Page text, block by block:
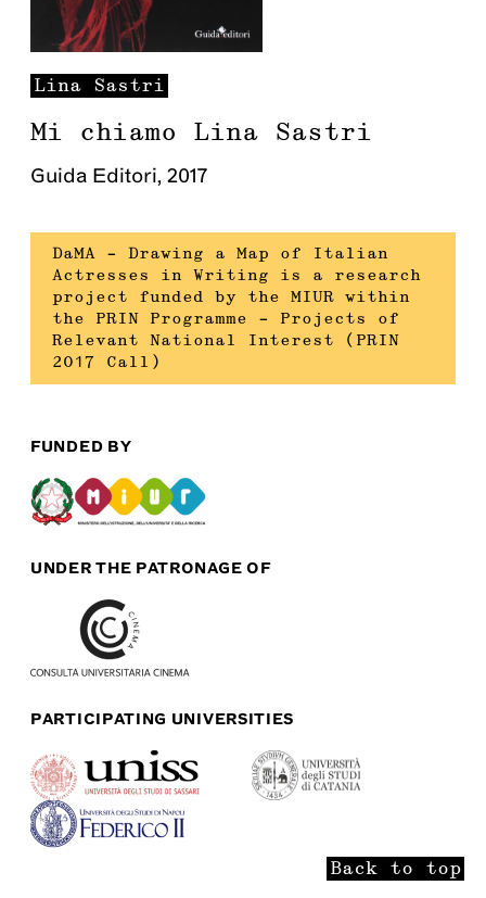
Lina Sastri
Mi chiamo Lina Sastri
Guida Editori, 2017
DaMA – Drawing a Map of Italian
Actresses in Writing is a research
project funded by the MIUR within
the PRIN Programme – Projects of
Relevant National Interest (PRIN
2017 Call)
FUNDED BY
UNDER THE PATRONAGE OF
PARTICIPATING UNIVERSITIES
Back to top